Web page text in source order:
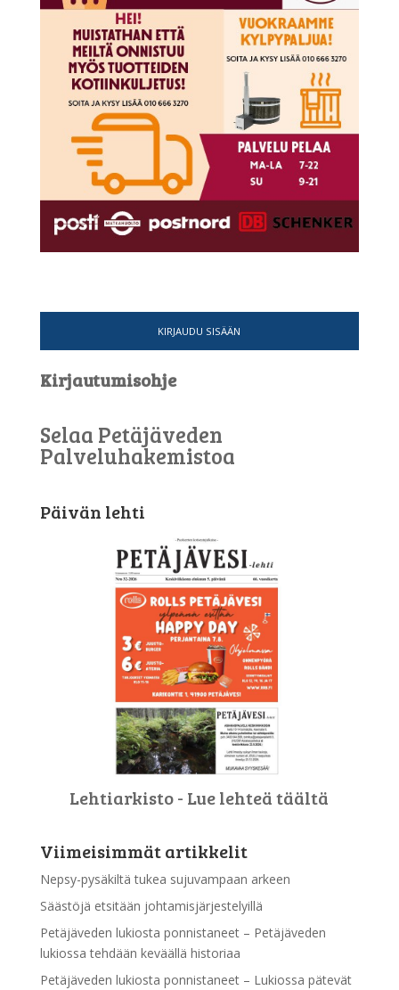
KIRJAUDU SISÄÄN
Kirjautumisohje
Selaa Petäjäveden
Palveluhakemistoa
Päivän lehti
Lehtiarkisto - Lue lehteä täältä
Viimeisimmät artikkelit
Nepsy-pysäkiltä tukea sujuvampaan arkeen
Säästöjä etsitään johtamisjärjestelyillä
Petäjäveden lukiosta ponnistaneet – Petäjäveden
lukiossa tehdään keväällä historiaa
Petäjäveden lukiosta ponnistaneet – Lukiossa pätevät